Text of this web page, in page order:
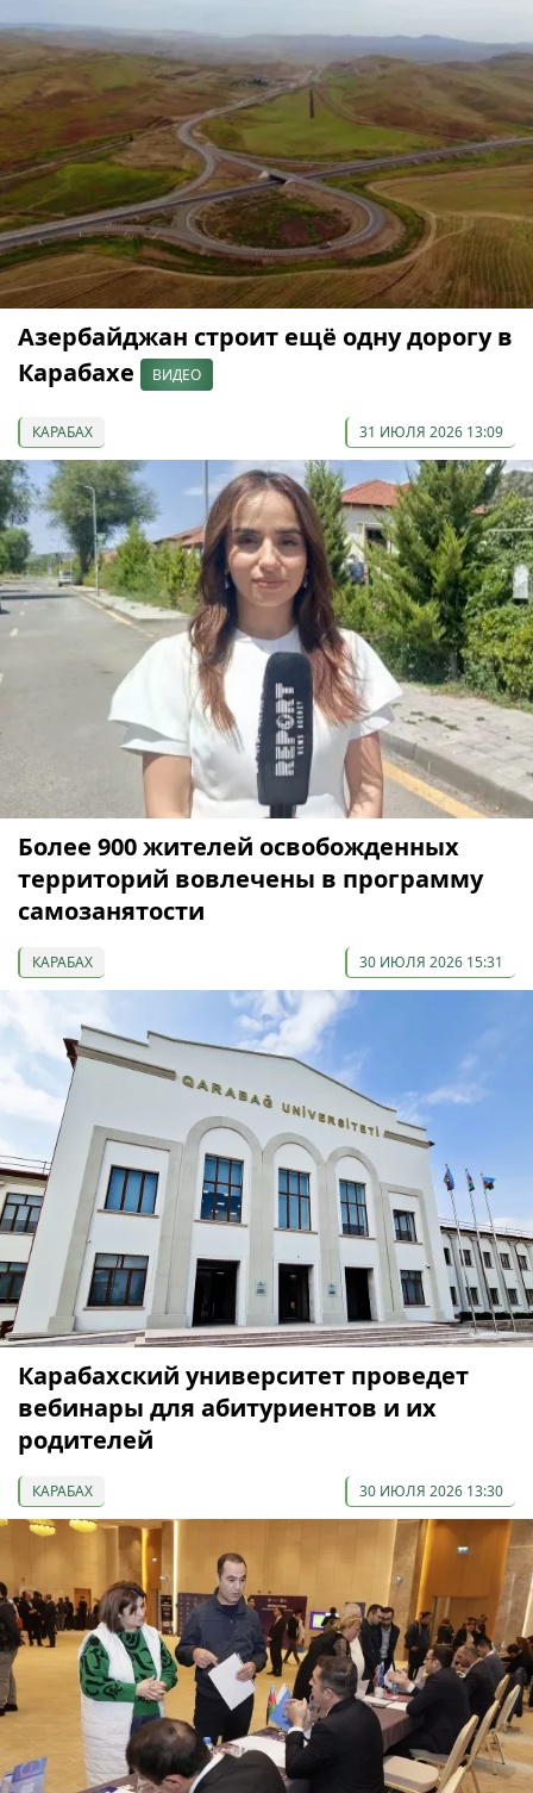
Азербайджан строит ещё одну дорогу в
Карабахе
ВИДЕО
КАРАБАХ 31 ИЮЛЯ 2026 13:09
Более 900 жителей освобожденных
территорий вовлечены в программу
самозанятости
КАРАБАХ 30 ИЮЛЯ 2026 15:31
Карабахский университет проведет
вебинары для абитуриентов и их
родителей
КАРАБАХ 30 ИЮЛЯ 2026 13:30